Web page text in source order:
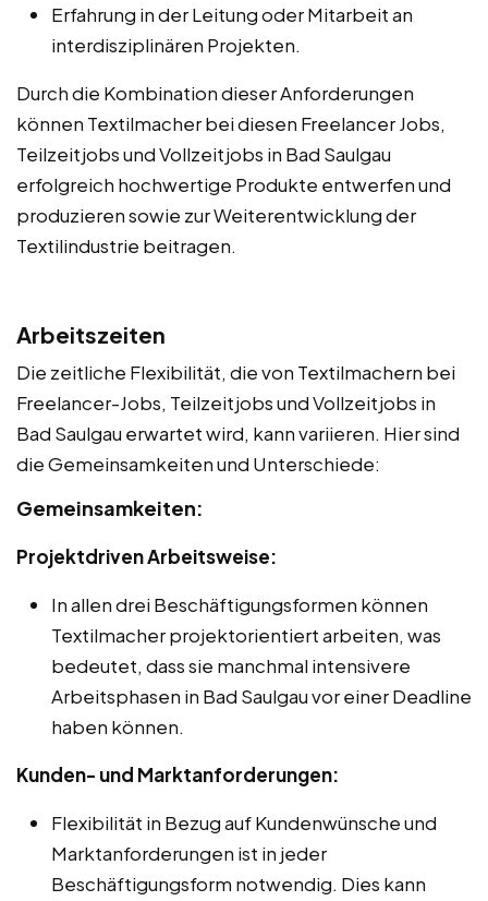
Erfahrung in der Leitung oder Mitarbeit an
interdisziplinären Projekten.
Durch die Kombination dieser Anforderungen
können Textilmacher bei diesen Freelancer Jobs,
Teilzeitjobs und Vollzeitjobs in Bad Saulgau
erfolgreich hochwertige Produkte entwerfen und
produzieren sowie zur Weiterentwicklung der
Textilindustrie beitragen.
Arbeitszeiten
Die zeitliche Flexibilität, die von Textilmachern bei
Freelancer-Jobs, Teilzeitjobs und Vollzeitjobs in
Bad Saulgau erwartet wird, kann variieren. Hier sind
die Gemeinsamkeiten und Unterschiede:
Gemeinsamkeiten:
Projektdriven Arbeitsweise:
In allen drei Beschäftigungsformen können
Textilmacher projektorientiert arbeiten, was
bedeutet, dass sie manchmal intensivere
Arbeitsphasen in Bad Saulgau vor einer Deadline
haben können.
Kunden- und Marktanforderungen:
Flexibilität in Bezug auf Kundenwünsche und
Marktanforderungen ist in jeder
Beschäftigungsform notwendig. Dies kann